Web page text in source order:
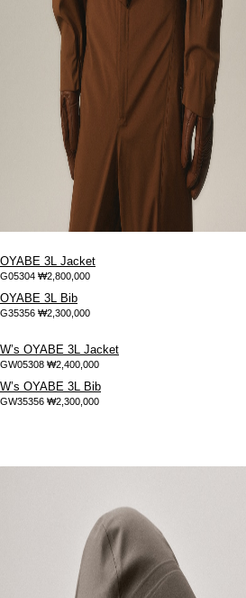
OYABE 3L Jacket
G05304 ₩2,800,000
OYABE 3L Bib
G35356 ₩2,300,000
W’s OYABE 3L Jacket
GW05308 ₩2,400,000
W’s OYABE 3L Bib
GW35356 ₩2,300,000